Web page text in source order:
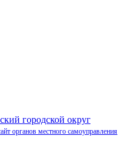
городской округ
органов местного самоуправления